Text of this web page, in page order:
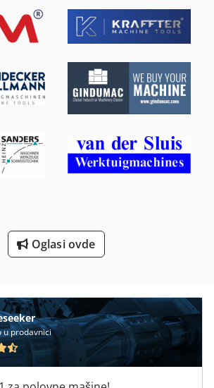
Cilindar
Crva
Kalibracije
Kamena
Radilice
Brušenje Prašine
Oglasi ovde
u prodavnici